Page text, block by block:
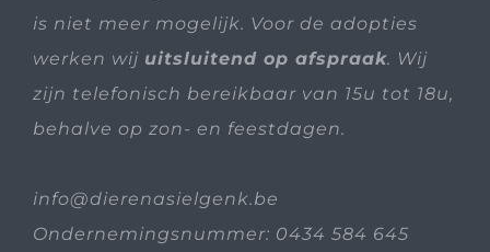
is niet meer mogelijk. Voor de adopties
werken wij uitsluitend op afspraak. Wij
zijn telefonisch bereikbaar van 15u tot 18u,
behalve op zon- en feestdagen.
info@dierenasielgenk.be
Ondernemingsnummer: 0434 584 645